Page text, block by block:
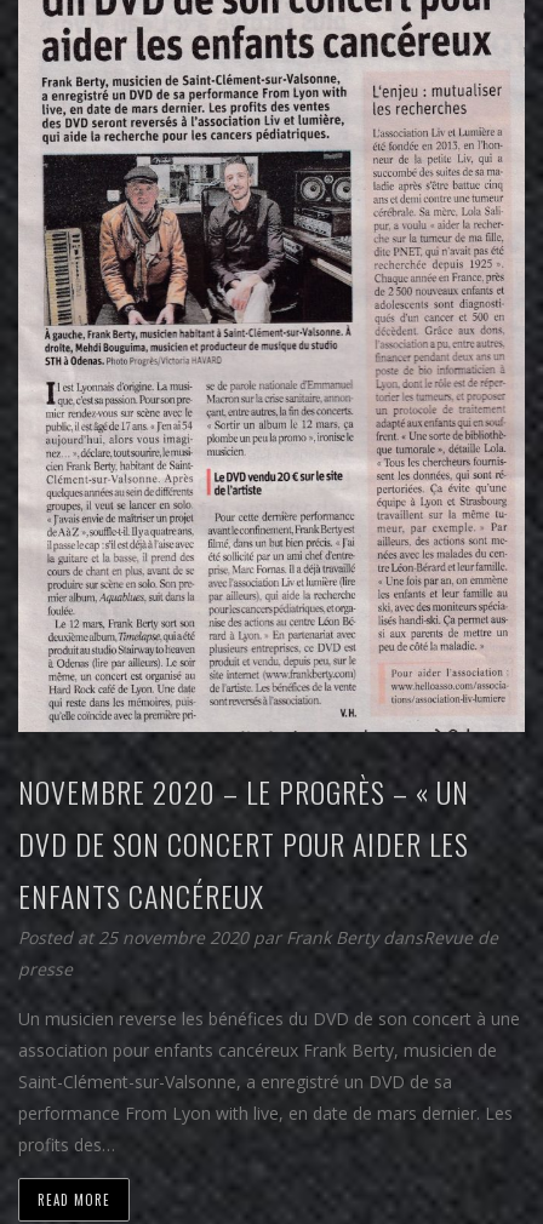
NOVEMBRE 2020 – LE PROGRÈS – « UN
DVD DE SON CONCERT POUR AIDER LES
ENFANTS CANCÉREUX
Posted at 25 novembre 2020 par Frank BertydansRevue de
presse
Un musicien reverse les bénéfices du DVD de son concert à une
association pour enfants cancéreux Frank Berty, musicien de
Saint-Clément-sur-Valsonne, a enregistré un DVD de sa
performance From Lyon with live, en date de mars dernier. Les
profits des…
READ MORE